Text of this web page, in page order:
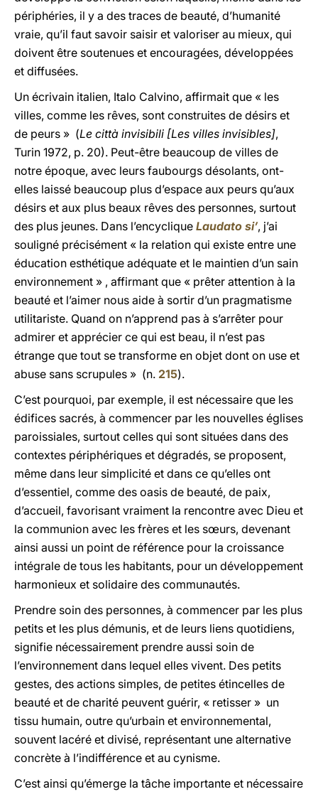
périphéries, il y a des traces de beauté, d’humanité
vraie, qu’il faut savoir saisir et valoriser au mieux, qui
doivent être soutenues et encouragées, développées
et diffusées.
Un écrivain italien, Italo Calvino, affirmait que « les
villes, comme les rêves, sont construites de désirs et
de peurs » (Le città invisibili [Les villes invisibles],
Turin 1972, p. 20). Peut-être beaucoup de villes de
notre époque, avec leurs faubourgs désolants, ont-
elles laissé beaucoup plus d’espace aux peurs qu’aux
désirs et aux plus beaux rêves des personnes, surtout
des plus jeunes. Dans l’encyclique Laudato si’, j’ai
souligné précisément « la relation qui existe entre une
éducation esthétique adéquate et le maintien d’un sain
environnement » , affirmant que « prêter attention à la
beauté et l’aimer nous aide à sortir d’un pragmatisme
utilitariste. Quand on n’apprend pas à s’arrêter pour
admirer et apprécier ce qui est beau, il n’est pas
étrange que tout se transforme en objet dont on use et
abuse sans scrupules » (n. 215).
C’est pourquoi, par exemple, il est nécessaire que les
édifices sacrés, à commencer par les nouvelles églises
paroissiales, surtout celles qui sont situées dans des
contextes périphériques et dégradés, se proposent,
même dans leur simplicité et dans ce qu’elles ont
d’essentiel, comme des oasis de beauté, de paix,
d’accueil, favorisant vraiment la rencontre avec Dieu et
la communion avec les frères et les sœurs, devenant
ainsi aussi un point de référence pour la croissance
intégrale de tous les habitants, pour un développement
harmonieux et solidaire des communautés.
Prendre soin des personnes, à commencer par les plus
petits et les plus démunis, et de leurs liens quotidiens,
signifie nécessairement prendre aussi soin de
l’environnement dans lequel elles vivent. Des petits
gestes, des actions simples, de petites étincelles de
beauté et de charité peuvent guérir, « retisser » un
tissu humain, outre qu’urbain et environnemental,
souvent lacéré et divisé, représentant une alternative
concrète à l’indifférence et au cynisme.
C’est ainsi qu’émerge la tâche importante et nécessaire